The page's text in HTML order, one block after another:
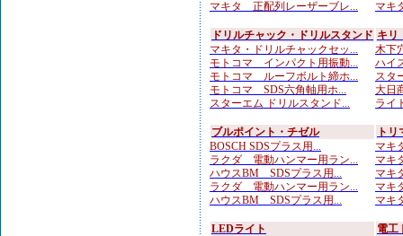
マキタ 正配列レーザーブレ... マキ
ドリルチャック・ドリルスタンド
マキタ・ドリルチャックセッ...
モトコマ インパクト用振動...
モトコマ ルーフボルト締ホ...
モトコマ SDS六角軸用ホ...
スターエム ドリルスタンド...
キリ
木下
ハイ
スタ
大日
ライ
ブルポイント・チゼル
BOSCH SDSプラス用...
ラクダ 電動ハンマー用ラン...
ハウスBM SDSプラス用...
ラクダ 電動ハンマー用ラン...
ハウスBM SDSプラス用...
ト
マキ
マキ
マキ
マキ
マキ
LEDライト
電工